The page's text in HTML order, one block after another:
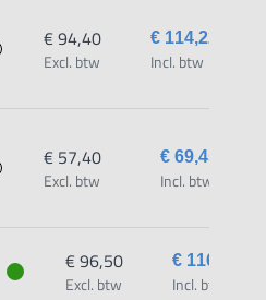
€ 114,22
Incl. btw
€ 94,40
Excl. btw
€ 69,45
Incl. btw
€ 57,40
Excl. btw
€ 116,77
Incl. btw
€ 96,50
Excl. btw